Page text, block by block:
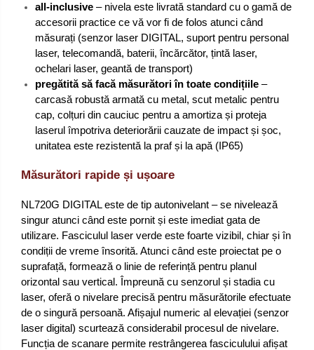
all-inclusive – nivela este livrată standard cu o gamă de
accesorii practice ce vă vor fi de folos atunci când
măsurați (senzor laser DIGITAL, suport pentru personal
laser, telecomandă, baterii, încărcător, țintă laser,
ochelari laser, geantă de transport)
pregătită să facă măsurători în toate condițiile –
carcasă robustă armată cu metal, scut metalic pentru
cap, colțuri din cauciuc pentru a amortiza și proteja
laserul împotriva deteriorării cauzate de impact și șoc,
unitatea este rezistentă la praf și la apă (IP65)
Măsurători rapide și ușoare
NL720G DIGITAL este de tip autonivelant – se nivelează
singur atunci când este pornit și este imediat gata de
utilizare. Fasciculul laser verde este foarte vizibil, chiar și în
condiții de vreme însorită. Atunci când este proiectat pe o
suprafață, formează o linie de referință pentru planul
orizontal sau vertical. Împreună cu senzorul și stadia cu
laser, oferă o nivelare precisă pentru măsurătorile efectuate
de o singură persoană. Afișajul numeric al elevației (senzor
laser digital) scurtează considerabil procesul de nivelare.
Funcția de scanare permite restrângerea fasciculului afișat